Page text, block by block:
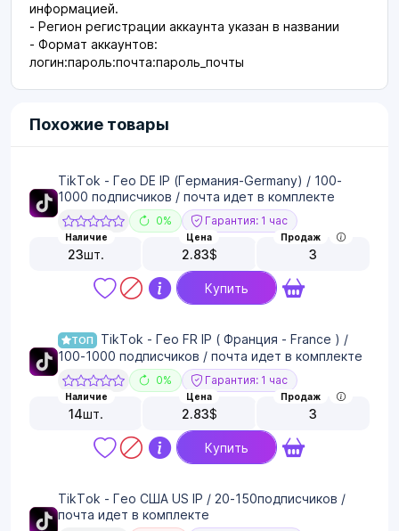
информацией.
- Регион регистрации аккаунта указан в названии
- Формат аккаунтов:
логин:пароль:почта:пароль_почты
Похожие товары
TikTok - Гео DE IP (Германия-Germany) / 100-
1000 подписчиков / почта идет в комплекте
0% Гарантия: 1 час
Наличие
23шт.
Цена
2.83$
Продаж
3
Купить
ТОП
TikTok - Гео FR IP ( Франция - France ) /
100-1000 подписчиков / почта идет в комплекте
0% Гарантия: 1 час
Наличие
14шт.
Цена
2.83$
Продаж
3
Купить
TikTok - Гео США US IP / 20-150подписчиков /
почта идет в комплекте